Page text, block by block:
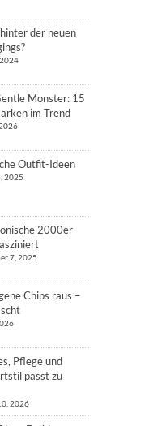
der neuen
Monster: 15
im Trend
Outfit-Ideen
2025
2000er
7, 2025
Chips raus –
Pflege und
passt zu
2026